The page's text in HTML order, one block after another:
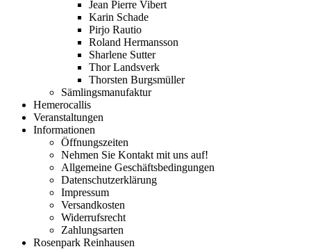
Jean Pierre Vibert
Karin Schade
Pirjo Rautio
Roland Hermansson
Sharlene Sutter
Thor Landsverk
Thorsten Burgsmüller
Sämlingsmanufaktur
Hemerocallis
Veranstaltungen
Informationen
Öffnungszeiten
Nehmen Sie Kontakt mit uns auf!
Allgemeine Geschäftsbedingungen
Datenschutzerklärung
Impressum
Versandkosten
Widerrufsrecht
Zahlungsarten
Rosenpark Reinhausen